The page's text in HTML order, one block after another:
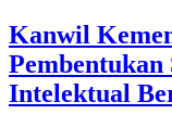
Kanwil
Intelektual